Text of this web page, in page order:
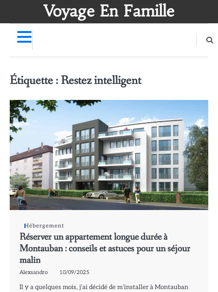
Voyage En Famille
Étiquette : Restez intelligent
Hébergement
Réserver un appartement longue durée à
Montauban : conseils et astuces pour un séjour
malin
Alexsandro 10/09/2025
Il y a quelques mois, j’ai décidé de m’installer à Montauban